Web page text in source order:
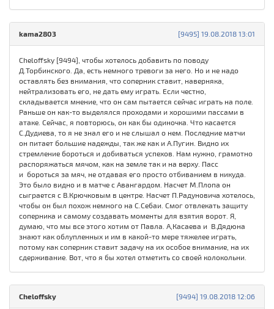
[9495] 19.08.2018 13:01
kama2803
Cheloffsky [9494], чтобы хотелось добавить по поводу
Д.Торбинского. Да, есть немного тревоги за него. Но и не надо
оставлять без внимания, что соперник ставит, наверняка,
нейтрализовать его, не дать ему играть. Если честно,
складывается мнение, что он сам пытается сейчас играть на поле.
Раньше он как-то выделялся проходами и хорошими пассами в
атаке. Сейчас, я повторюсь, он как бы одиночка. Что касается
С.Дудиева, то я не знал его и не слышал о нем. Последние матчи
он питает большие надежды, так же как и А.Пугин. Видно их
стремление бороться и добиваться успехов. Нам нужно, грамотно
распоряжаться мячом, как на земле так и на верху. Пасс
и бороться за мяч, не отдавая его просто отбиванием в никуда.
Это было видно и в матче с Авангардом. Насчет М.Плопа он
сыграется с В.Крючковым в центре. Насчет П.Радуновича хотелось,
чтобы он был похож немного на С.Себаи. Смог отвлекать защиту
соперника и самому создавать моменты для взятия ворот. Я,
думаю, что мы все этого хотим от Павла. А,Касаева и В.Дядюна
знают как облупленных и им в какой-то мере тяжелее играть,
потому как соперник ставит задачу на их особое внимание, на их
сдерживание. Вот, что я бы хотел отметить со своей колокольни.
[9494] 19.08.2018 12:06
Cheloffsky